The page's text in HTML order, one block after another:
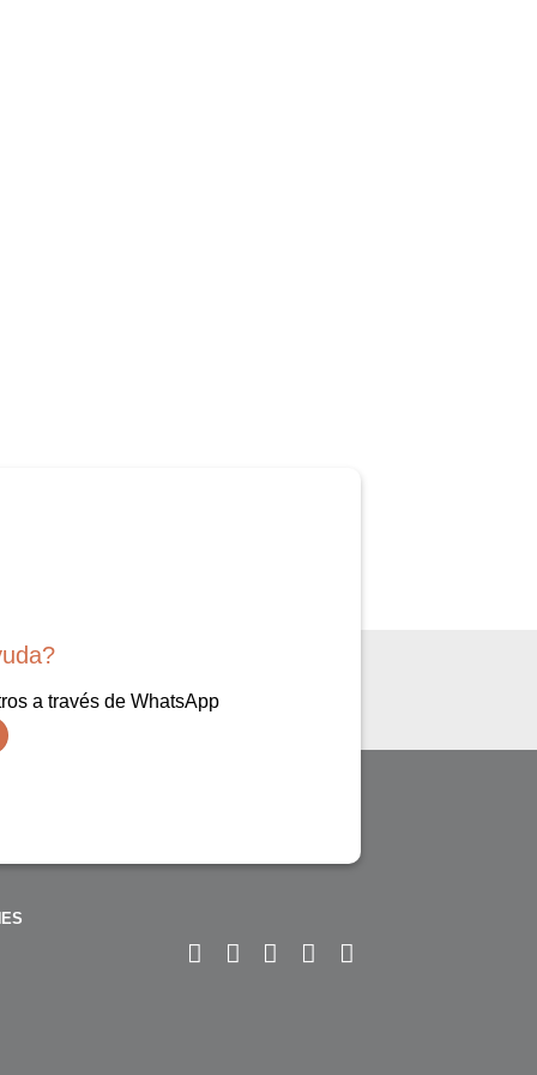
a través de WhatsApp